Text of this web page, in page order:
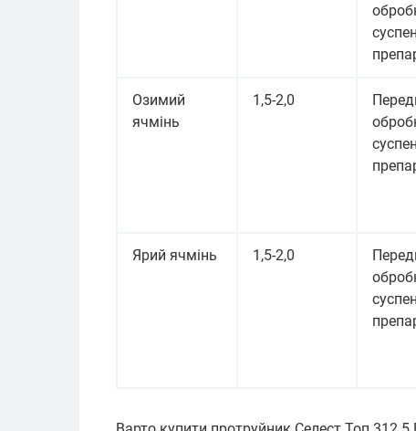
Озимий
ячмінь
1,5-2,0
Ярий ячмінь 1,5-2,0